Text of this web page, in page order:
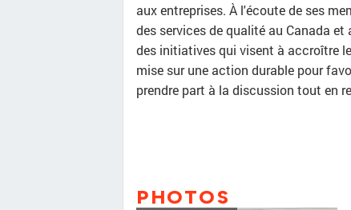
aux entreprises. À l'écoute de ses
des services de qualité au Canada
des initiatives qui visent à accroître
mise sur une action durable pour
prendre part à la discussion tout en
PHOTOS